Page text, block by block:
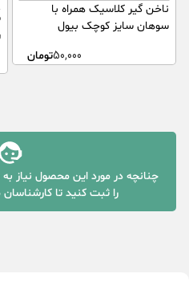
ناخن گیر کلاسیک همراه با
سوهان سایز کوچک بیول
50,000تومان
چنانچه در مورد این محصول نیاز به
را ثبت کنید تا